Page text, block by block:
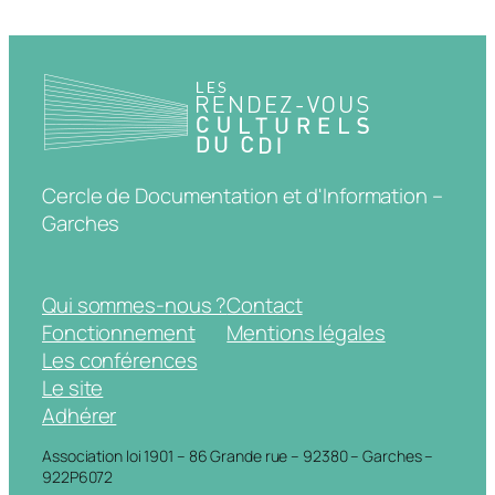
Cercle de Documentation et d'Information –
Garches
Qui sommes-nous ?
Fonctionnement
Les conférences
Le site
Adhérer
Contact
Mentions légales
Association loi 1901 – 86 Grande rue – 92380 – Garches –
922P6072